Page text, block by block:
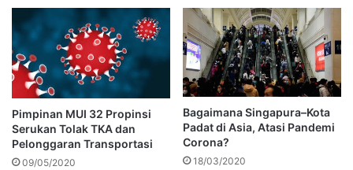
Pimpinan MUI 32 Propinsi
Serukan Tolak TKA dan
Pelonggaran Transportasi
09/05/2020
Bagaimana Singapura–Kota
Padat di Asia, Atasi Pandemi
Corona?
18/03/2020